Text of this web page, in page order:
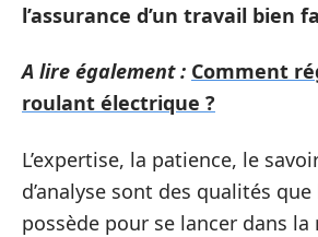
l’assurance d’un travail bien
A lire également : Comment
roulant électrique ?
L’expertise, la patience, le
d’analyse sont des qualités
possède pour se lancer dans la